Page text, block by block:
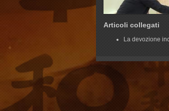
Articoli collegati
La devozione